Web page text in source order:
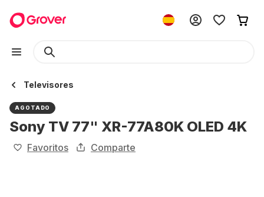
Televisores
AGOTADO
Sony TV 77" XR-77A80K OLED 4K
Favoritos Comparte